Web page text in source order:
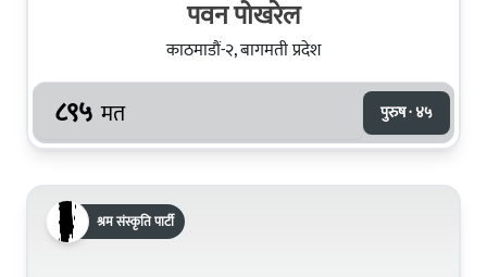
पवन पोखरेल
काठमाडौं-२, बागमती प्रदेश
८९५ मत पुरुष · ४५
श्रम संस्कृति पार्टी